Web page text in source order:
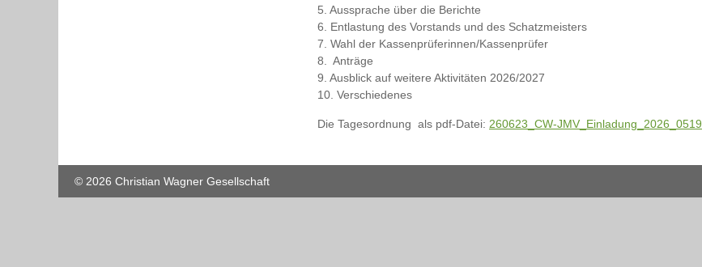
5. Aussprache über die Berichte
6. Entlastung des Vorstands und des Schatzmeisters
7. Wahl der Kassenprüferinnen/Kassenprüfer
8. Anträge
9. Ausblick auf weitere Aktivitäten 2026/2027
10. Verschiedenes
Die Tagesordnung als pdf-Datei: 260623_CW-JMV_Einladung_2026_0519
© 2026 Christian Wagner Gesellschaft